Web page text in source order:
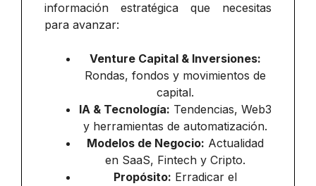
información estratégica que necesitas
para avanzar:
Venture Capital & Inversiones:
Rondas, fondos y movimientos de
capital.
IA & Tecnología: Tendencias, Web3
y herramientas de automatización.
Modelos de Negocio: Actualidad
en SaaS, Fintech y Cripto.
Propósito: Erradicar el